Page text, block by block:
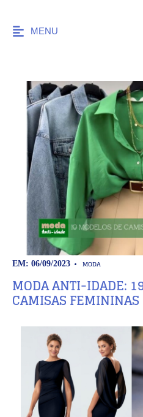
MENU
EM: 06/09/2023 MODA
MODA ANTI-IDADE:
CAMISAS